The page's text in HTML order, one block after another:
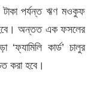
টাকা পর্যন্ত ঋণ মওকুফ
হবে। অন্তত এক ফসলের
কার্ড’ চালুর
করা হবে।